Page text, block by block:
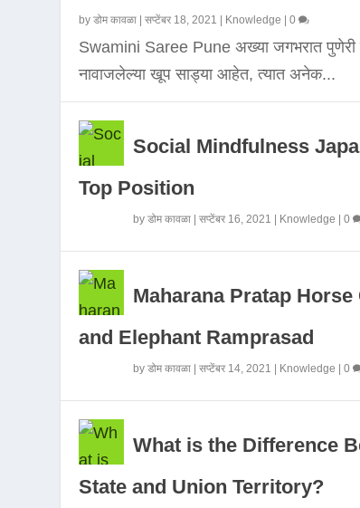
byडोम कावळा |सप्टेंबर 18, 2021 Knowledge |0
Swamini Saree Pune अख्या जगभरात पुणेरी
नावाजलेल्या खूप साड्या आहेत, त्यात अनेक...
Social Mindfulness
Top Position
byडोम कावळा |सप्टेंबर 16, 2021 Knowledge |0
Maharana Pratap Horse
and Elephant Ramprasad
byडोम कावळा |सप्टेंबर 14, 2021 Knowledge |0
What is the Difference
State and Union Territory?